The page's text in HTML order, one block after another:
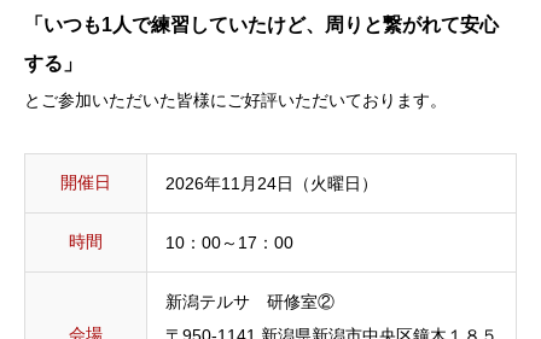
「いつも1人で練習していたけど、周りと繋がれて安心
する」
とご参加いただいた皆様にご好評いただいております。
開催日 2026年11月24日（火曜日）
時間 10：00～17：00
会場
新潟テルサ 研修室②